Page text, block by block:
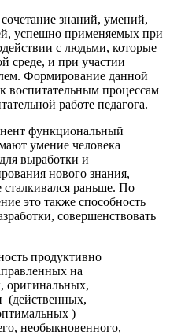
знаний, умений,
успешно применяемых при
с людьми, которые
среде, и при участии
Формирование данной
воспитательным процессам
работе педагога.
функциональный
умение человека
выработки и
нового знания,
раньше. По
это также способность
совершенствовать
продуктивно
на
оригинальных,
(действенных,
)
необыкновенного,